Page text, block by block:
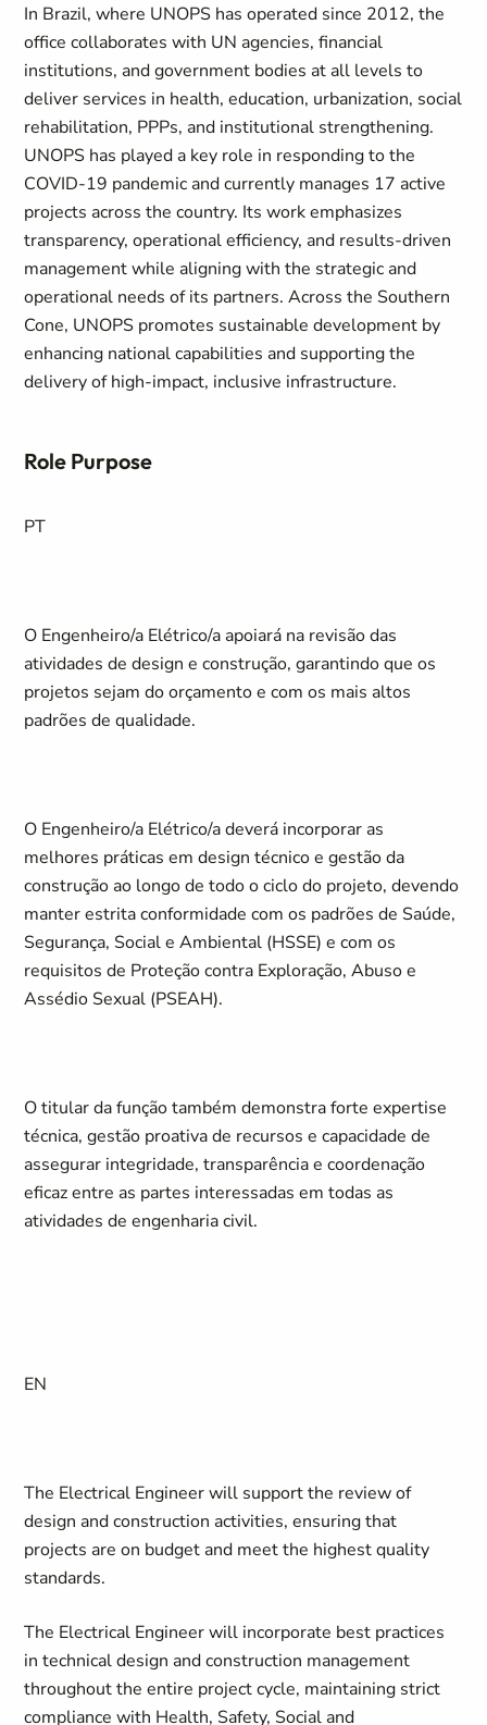
In Brazil, where UNOPS has operated since 2012, the
office collaborates with UN agencies, financial
institutions, and government bodies at all levels to
deliver services in health, education, urbanization, social
rehabilitation, PPPs, and institutional strengthening.
UNOPS has played a key role in responding to the
COVID-19 pandemic and currently manages 17 active
projects across the country. Its work emphasizes
transparency, operational efficiency, and results-driven
management while aligning with the strategic and
operational needs of its partners. Across the Southern
Cone, UNOPS promotes sustainable development by
enhancing national capabilities and supporting the
delivery of high-impact, inclusive infrastructure.
Role Purpose
PT
O Engenheiro/a Elétrico/a apoiará na revisão das
atividades de design e construção, garantindo que os
projetos sejam do orçamento e com os mais altos
padrões de qualidade.
O Engenheiro/a Elétrico/a deverá incorporar as
melhores práticas em design técnico e gestão da
construção ao longo de todo o ciclo do projeto, devendo
manter estrita conformidade com os padrões de Saúde,
Segurança, Social e Ambiental (HSSE) e com os
requisitos de Proteção contra Exploração, Abuso e
Assédio Sexual (PSEAH).
O titular da função também demonstra forte expertise
técnica, gestão proativa de recursos e capacidade de
assegurar integridade, transparência e coordenação
eficaz entre as partes interessadas em todas as
atividades de engenharia civil.
EN
The Electrical Engineer will support the review of
design and construction activities, ensuring that
projects are on budget and meet the highest quality
standards.
The Electrical Engineer will incorporate best practices
in technical design and construction management
throughout the entire project cycle, maintaining strict
compliance with Health, Safety, Social and